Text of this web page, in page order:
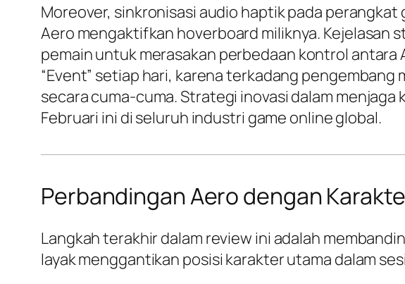
Moreover, sinkronisasi audio haptik pada
Aero mengaktifkan hoverboard miliknya. Kejelasan
pemain untuk merasakan perbedaan kontrol
“Event” setiap hari, karena terkadang
secara cuma-cuma. Strategi inovasi dalam
Februari ini di seluruh industri game online global.
Perbandingan Aero dengan
Langkah terakhir dalam review ini adalah
layak menggantikan posisi karakter utama dalam